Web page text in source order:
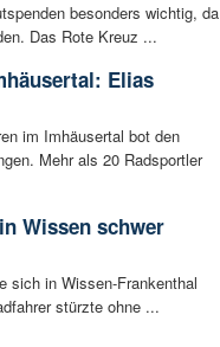
besonders wichtig, da
Das Rote Kreuz ...
Elias
im Imhäusertal bot den
Mehr als 20 Radsportler
Wissen schwer
sich in Wissen-Frankenthal
stürzte ohne ...